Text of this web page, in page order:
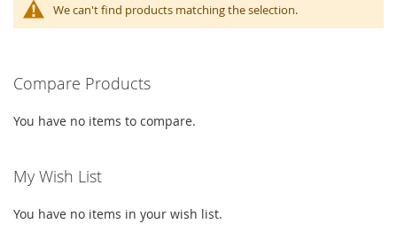
We can't find products matching the selection.
Compare Products
You have no items to compare.
My Wish List
You have no items in your wish list.